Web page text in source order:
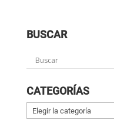
BUSCAR
CATEGORÍAS
Categorías